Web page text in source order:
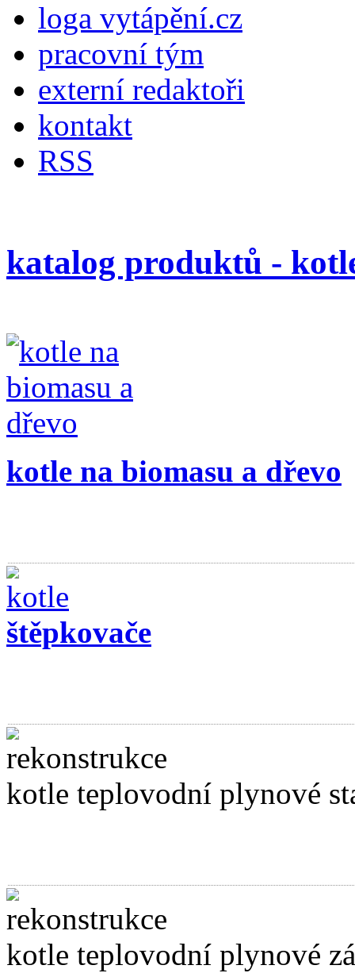
loga vytápění.cz
pracovní tým
externí redaktoři
kontakt
RSS
katalog produktů -
kotle na biomasu a dřevo
štěpkovače
kotle teplovodní plynové
kotle teplovodní plynové